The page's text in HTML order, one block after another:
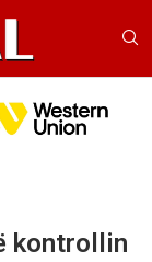
kontrollin